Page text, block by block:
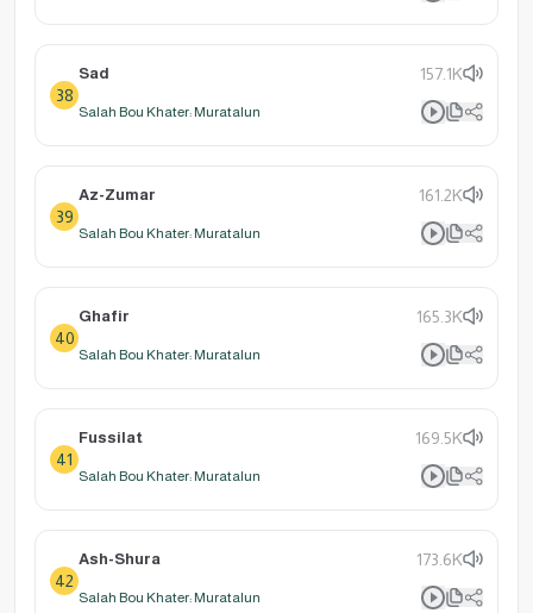
38
Sad 157.1K
Salah Bou Khater: Muratalun
39
Az-Zumar 161.2K
Salah Bou Khater: Muratalun
40
Ghafir 165.3K
Salah Bou Khater: Muratalun
41
Fussilat 169.5K
Salah Bou Khater: Muratalun
42
Ash-Shura 173.6K
Salah Bou Khater: Muratalun